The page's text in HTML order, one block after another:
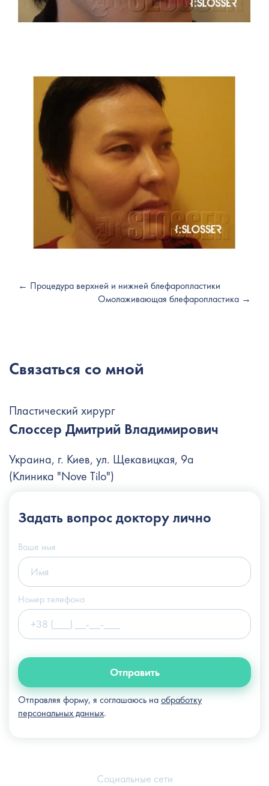
← Процедура верхней и нижней блефаропластики
Омолаживающая блефаропластика →
Связаться со мной
Пластический хирург
Слоссер Дмитрий Владимирович
Украина, г. Киев, ул. Щекавицкая, 9а
(Клиника "Nove Tilo")
+38 (066) 122-6-111
info@slosser.com.ua
Задать вопросдоктору лично
Ваше имя
Номер телефона
Отправить
Отправляя форму, я соглашаюсь наобработку
персональных данных.
Социальные сети